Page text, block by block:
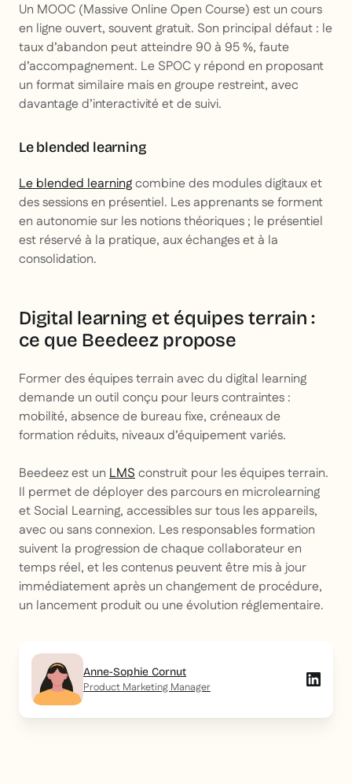
Un MOOC (Massive Online Open Course) est un cours
en ligne ouvert, souvent gratuit. Son principal défaut : le
taux d’abandon peut atteindre 90 à 95 %, faute
d’accompagnement. Le SPOC y répond en proposant
un format similaire mais en groupe restreint, avec
davantage d’interactivité et de suivi.
Le blended learning
Le blended learningcombine des modules digitaux et
des sessions en présentiel. Les apprenants se forment
en autonomie sur les notions théoriques ; le présentiel
est réservé à la pratique, aux échanges et à la
consolidation.
Digital learning et équipes terrain :
ce que Beedeez propose
Former des équipes terrain avec du digital learning
demande un outil conçu pour leurs contraintes :
mobilité, absence de bureau fixe, créneaux de
formation réduits, niveaux d’équipement variés.
Beedeez est un LMSconstruit pour les équipes terrain.
Il permet de déployer des parcours en microlearning
et Social Learning, accessibles sur tous les appareils,
avec ou sans connexion. Les responsables formation
suivent la progression de chaque collaborateur en
temps réel, et les contenus peuvent être mis à jour
immédiatement après un changement de procédure,
un lancement produit ou une évolution réglementaire.
Anne-Sophie Cornut
Product Marketing Manager